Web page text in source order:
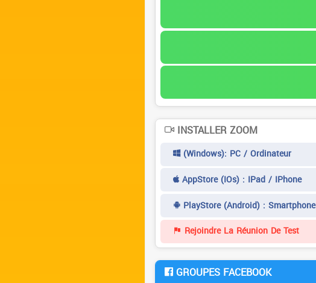
INSTALLER ZOOM
(Windows): PC / Ordinateur
AppStore (iOs) : IPad / IPhone
PlayStore (Android) : Smartphone
Rejoindre La Réunion De Test
GROUPES FACEBOOK